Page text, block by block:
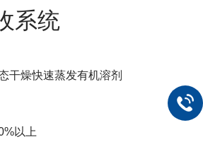
系统
干燥快速蒸发有机溶剂
以上